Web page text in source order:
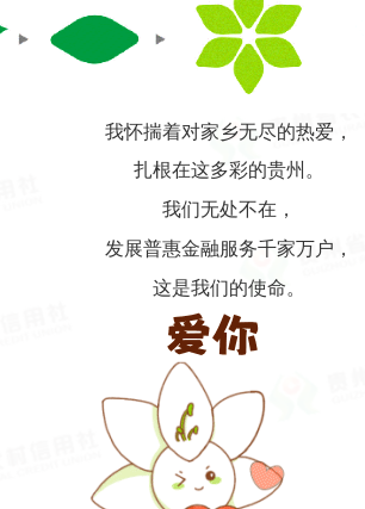
我怀揣着对家乡无尽的热爱，
扎根在这多彩的贵州。
我们无处不在，
发展普惠金融服务千家万户，
这是我们的使命。